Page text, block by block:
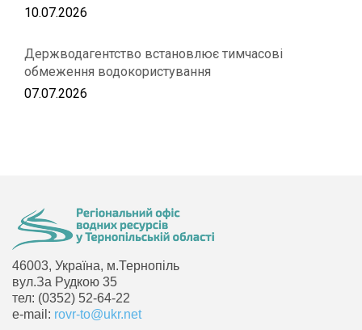
10.07.2026
Держводагентство встановлює тимчасові
обмеження водокористування
07.07.2026
46003, Україна, м.Тернопіль
вул.За Рудкою 35
тел: (0352) 52-64-22
e-mail: rovr-to@ukr.net